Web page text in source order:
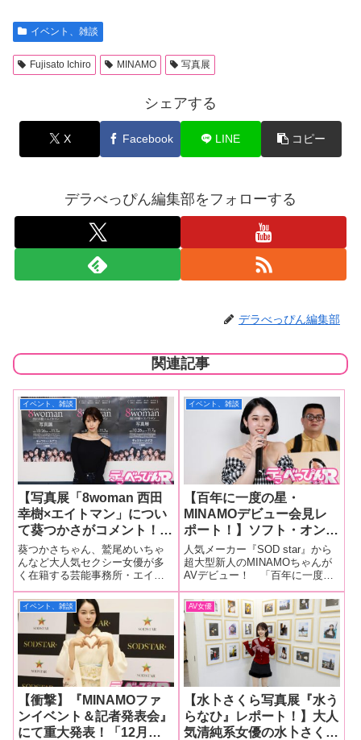
イベント、雑談
Fujisato Ichiro MINAMO 写真展
シェアする
X Facebook LINE コピー
デラべっぴん編集部をフォローする
デラべっぴん編集部
関連記事
イベント、雑談
【写真展「8woman 西田
幸樹×エイトマン」につい
て葵つかさがコメント！】
葵つかさを中心に事務所所
属女優の「美」が真空パッ
ク！ 「みんながヌードと
いうまっとうな戦い方で形
に残せることは一番嬉しい
ことです」
葵つかさちゃん、鷲尾めいちゃ
んなど大人気セクシー女優が多
く在籍する芸能事務所・エイト
マン設立15周年プロジェクトの
一環として、10月26日から11月7
日まで東京・渋谷にあるギャラ
リー「ルデコ」で写真展
『8woman 西田幸樹×エイトマ
ン』が
イベント、雑談
【百年に一度の星・
MINAMOデビュー会見レ
ポート！】ソフト・オン・
デマンドから超大型新人の
MINAMOちゃんがデビュ
ー！ 「セックスは150％
くらい感じていた」と大物
ぶりを発揮！
人気メーカー『SOD star』から
超大型新人のMINAMOちゃんが
AVデビュー！ 「百年に一度の
SODstar誕生」とのキャッチコピ
ーが付けられており、一度見た
ら忘れない顔立ち、眉毛、見た
目からは想像できないグッとく
る胸とお尻と、もはや全
イベント、雑談
【衝撃】『MINAMOファ
ンイベント＆記者発表会』
にて重大発表！「12月発
AV女優
【水卜さくら写真展『水う
らなひ』レポート！】大人
気清純系女優の水卜さくら